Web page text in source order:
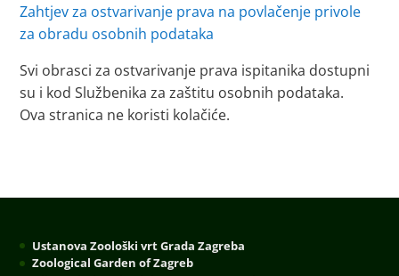
Zahtjev za ostvarivanje prava na povlačenje privole
za obradu osobnih podataka
Svi obrasci za ostvarivanje prava ispitanika dostupni
su i kod Službenika za zaštitu osobnih podataka.
Ova stranica ne koristi kolačiće.
Ustanova Zoološki vrt Grada Zagreba
Zoological Garden of Zagreb